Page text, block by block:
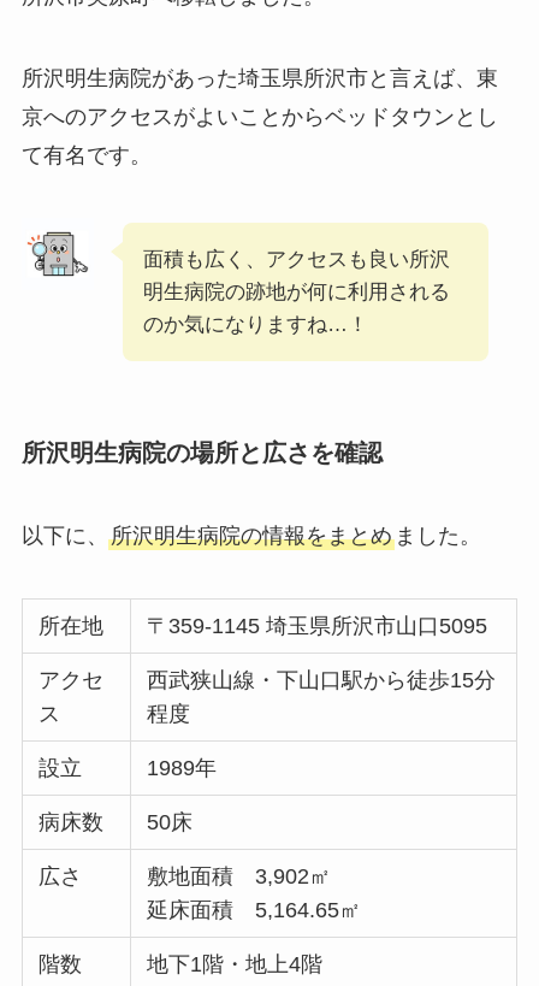
所沢明生病院があった埼玉県所沢市と言えば、東
京へのアクセスがよいことからベッドタウンとし
て有名です。
面積も広く、アクセスも良い所沢
明生病院の跡地が何に利用される
のか気になりますね…！
所沢明生病院の場所と広さを確認
以下に、 所沢明生病院の情報をまとめました。
所在地 〒359-1145 埼玉県所沢市山口5095
アクセ
ス
西武狭山線・下山口駅から徒歩15分
程度
設立 1989年
病床数 50床
広さ
敷地面積 3,902㎡
延床面積 5,164.65㎡
階数 地下1階・地上4階